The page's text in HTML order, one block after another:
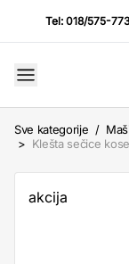
Tel:018/575-
Sve kategorije /
> Klešta sečice
akcija